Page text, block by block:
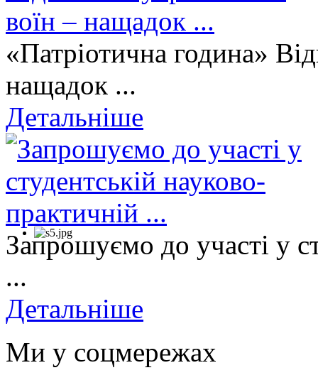
«Патріотична година»
нащадок ...
Детальніше
Запрошуємо до участі у
...
Детальніше
Ми у соцмережах